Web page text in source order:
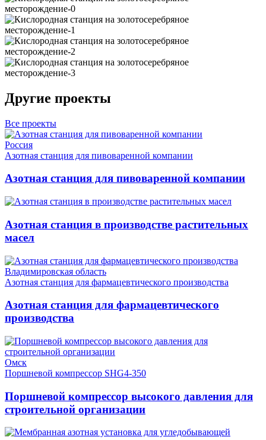
Другие проекты
Все проекты
Россия
Азотная станция для пивоваренной компании
Азотная станция для пивоваренной компании
Азотная станция в производстве растительных
масел
Владимировская область
Азотная станция для фармацевтического производства
Азотная станция для фармацевтического
производства
Омск
Поршневой компрессор SHG4-350
Поршневой компрессор высокого давления для
строительной организации